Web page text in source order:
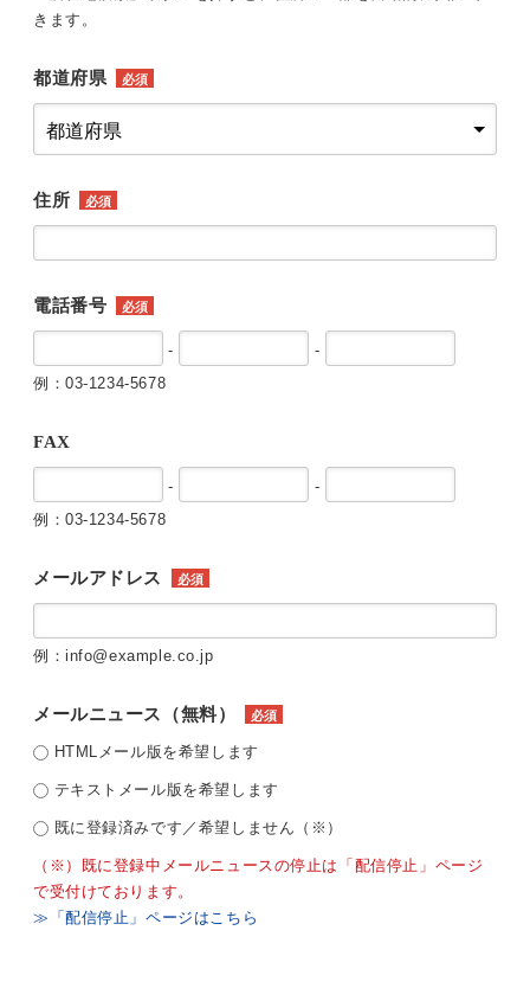
きます。
都道府県 必須
住所 必須
電話番号 必須
-
-
例：03-1234-5678
FAX
-
-
例：03-1234-5678
メールアドレス 必須
例：info@example.co.jp
メールニュース（無料） 必須
HTMLメール版を希望します
テキストメール版を希望します
既に登録済みです／希望しません（※）
（※）既に登録中メールニュースの停止は「配信停止」ページ
で受付けております。
≫「配信停止」ページはこちら